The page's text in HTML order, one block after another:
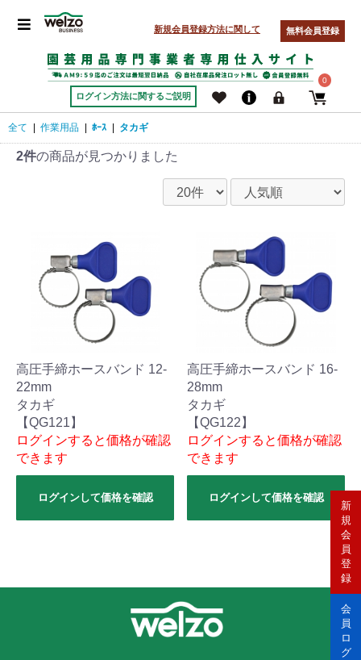
新規会員登録方法に関して 無料会員登録
ログイン方法に関するご説明
0
全て | 作業用品 | ﾎｰｽ | タカギ
2件の商品が見つかりました
高圧手締ホースバンド 12-
22mm
タカギ
【QG121】
ログインすると価格が確認
できます
ログインして価格を確認
高圧手締ホースバンド 16-
28mm
タカギ
【QG122】
ログインすると価格が確認
できます
ログインして価格を確認
新
規
会
員
登
録
会
員
ロ
グ